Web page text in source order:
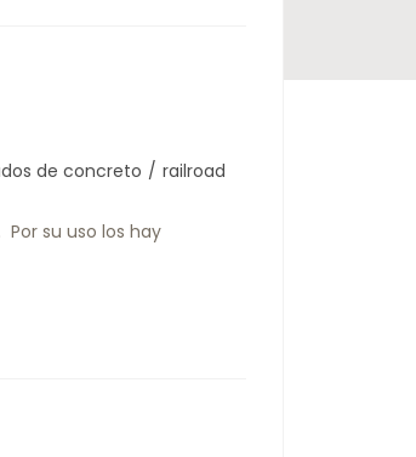
de concreto / railroad
su uso los hay